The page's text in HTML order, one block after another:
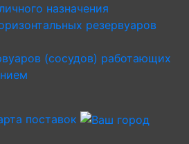
назначения
резервуаров
(сосудов) работающих
поставок